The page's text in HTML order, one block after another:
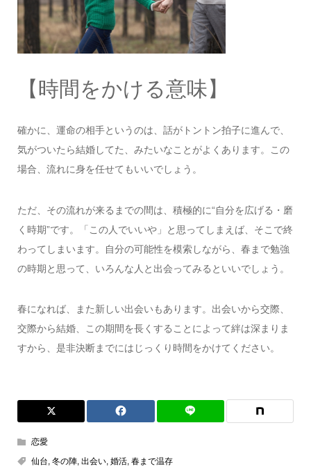
【時間をかける意味】
確かに、運命の相手というのは、話がトントン拍子に進んで、
気がついたら結婚してた、みたいなことがよくあります。この
場合、流れに身を任せてもいいでしょう。
ただ、その流れが来るまでの間は、積極的に“自分を広げる・磨
く時期”です。「この人でいいや」と思ってしまえば、そこで終
わってしまいます。自分の可能性を模索しながら、春まで勉強
の時期と思って、いろんな人と出会ってみるといいでしょう。
春になれば、また新しい出会いもあります。出会いから交際、
交際から結婚、この期間を長くすることによって絆は深まりま
すから、是非決断までにはじっくり時間をかけてください。
恋愛
仙台 冬の陣, 出会い, 婚活, 春まで温存